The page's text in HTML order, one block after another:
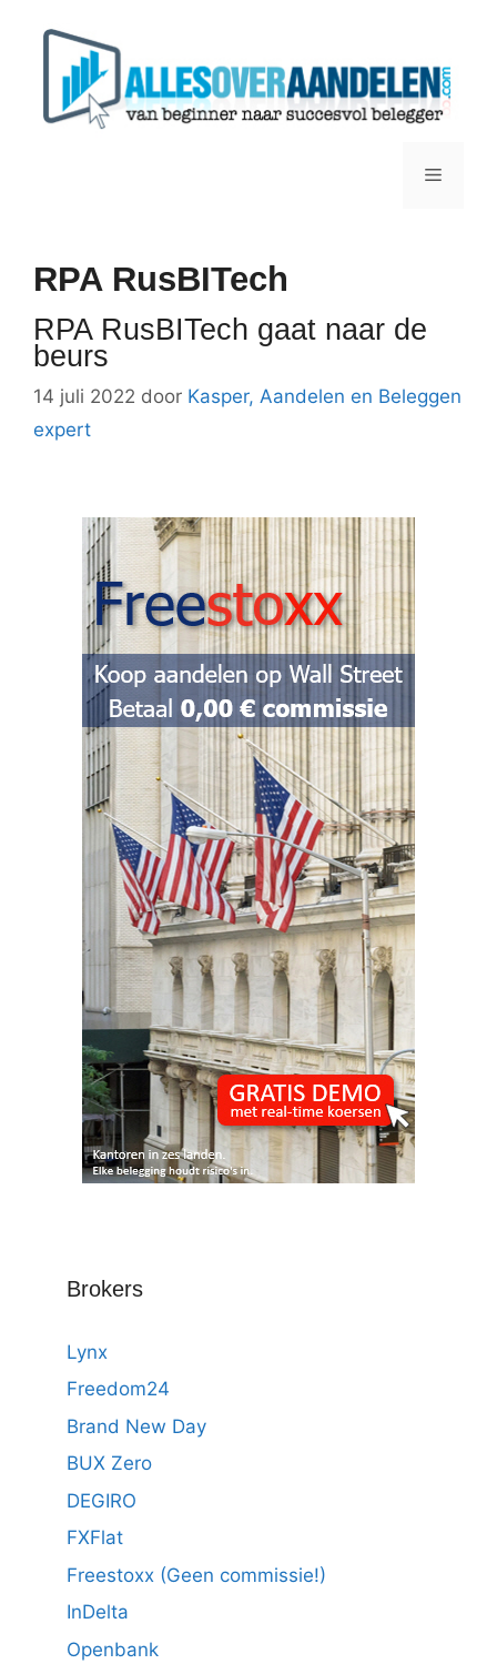
Menu
RPA RusBITech
RPA RusBITech gaat naar de
beurs
14 juli 2022 door Kasper, Aandelen en Beleggen
expert
Brokers
Lynx
Freedom24
Brand New Day
BUX Zero
DEGIRO
FXFlat
Freestoxx (Geen commissie!)
InDelta
Openbank